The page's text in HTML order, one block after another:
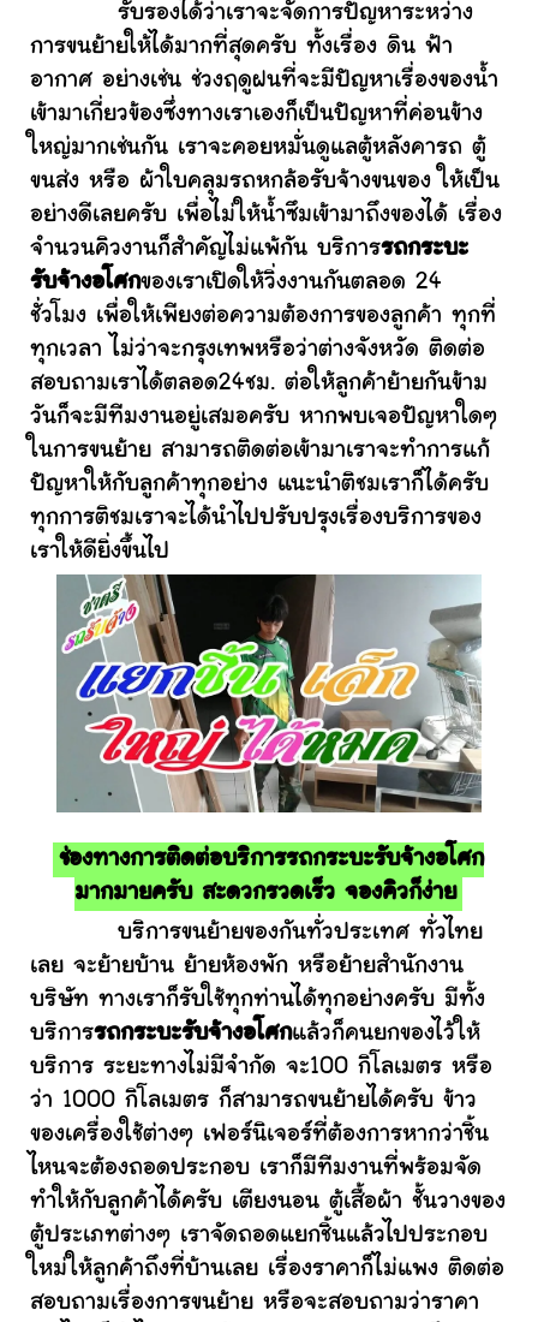
รับรองได้ว่าเราจะจัดการปัญหาระหว่าง
การขนย้ายให้ได้มากที่สุดครับ ทั้งเรื่อง ดิน ฟ้า
อากาศ อย่างเช่น ช่วงฤดูฝนที่จะมีปัญหาเรื่องของน้ำ
เข้ามาเกี่ยวข้องซึ่งทางเราเองก็เป็นปัญหาที่ค่อนข้าง
ใหญ่มากเช่นกัน เราจะคอยหมั่นดูแลตู้หลังคารถ ตู้
ขนส่ง หรือ ผ้าใบคลุมรถหกล้อรับจ้างขนของ ให้เป็น
อย่างดีเลยครับ เพื่อไม่ให้น้ำซึมเข้ามาถึงของได้ เรื่อง
จำนวนคิวงานก็สำคัญไม่แพ้กัน บริการรถกระบะ
รับจ้างอโศกของเราเปิดให้วิ่งงานกันตลอด 24
ชั่วโมง เพื่อให้เพียงต่อความต้องการของลูกค้า ทุกที่
ทุกเวลา ไม่ว่าจะกรุงเทพหรือว่าต่างจังหวัด ติดต่อ
สอบถามเราได้ตลอด24ชม. ต่อให้ลูกค้าย้ายกันข้าม
วันก็จะมีทีมงานอยู่เสมอครับ หากพบเจอปัญหาใดๆ
ในการขนย้าย สามารถติดต่อเข้ามาเราจะทำการแก้
ปัญหาให้กับลูกค้าทุกอย่าง แนะนำติชมเราก็ได้ครับ
ทุกการติชมเราจะได้นำไปปรับปรุงเรื่องบริการของ
เราให้ดียิ่งขึ้นไป
ช่องทางการติดต่อบริการรถกระบะรับจ้างอโศก
มากมายครับ สะดวกรวดเร็ว จองคิวก็ง่าย
บริการขนย้ายของกันทั่วประเทศ ทั่วไทย
เลย จะย้ายบ้าน ย้ายห้องพัก หรือย้ายสำนักงาน
บริษัท ทางเราก็รับใช้ทุกท่านได้ทุกอย่างครับ มีทั้ง
บริการรถกระบะรับจ้างอโศกแล้วก็คนยกของไว้ให้
บริการ ระยะทางไม่มีจำกัด จะ100 กิโลเมตร หรือ
ว่า 1000 กิโลเมตร ก็สามารถขนย้ายได้ครับ ข้าว
ของเครื่องใช้ต่างๆ เฟอร์นิเจอร์ที่ต้องการหากว่าชิ้น
ไหนจะต้องถอดประกอบ เราก็มีทีมงานที่พร้อมจัด
ทำให้กับลูกค้าได้ครับ เตียงนอน ตู้เสื้อผ้า ชั้นวางของ
ตู้ประเภทต่างๆ เราจัดถอดแยกชิ้นแล้วไปประกอบ
ใหม่ให้ลูกค้าถึงที่บ้านเลย เรื่องราคาก็ไม่แพง ติดต่อ
สอบถามเรื่องการขนย้าย หรือจะสอบถามว่าราคา